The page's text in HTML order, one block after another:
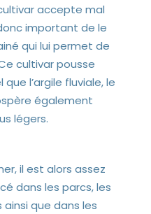
accepte mal
important de le
qui lui permet de
cultivar pousse
l’argile fluviale, le
également
légers.
il est alors assez
dans les parcs, les
que dans les